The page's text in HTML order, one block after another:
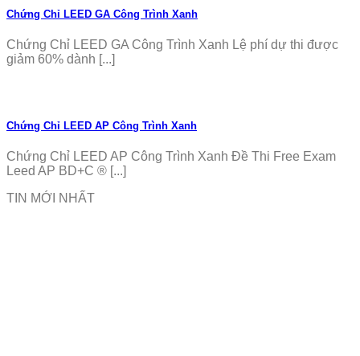
Chứng Chỉ LEED GA Công Trình Xanh
Chứng Chỉ LEED GA Công Trình Xanh Lệ phí dự thi được
giảm 60% dành [...]
Chứng Chỉ LEED AP Công Trình Xanh
Chứng Chỉ LEED AP Công Trình Xanh Đề Thi Free Exam
Leed AP BD+C ® [...]
TIN MỚI NHẤT